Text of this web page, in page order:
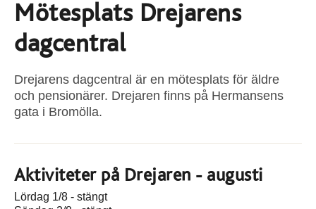
Mötesplats Drejarens
dagcentral
Drejarens dagcentral är en mötesplats för äldre
och pensionärer. Drejaren finns på Hermansens
gata i Bromölla.
Aktiviteter på Drejaren - augusti
Lördag 1/8 - stängt